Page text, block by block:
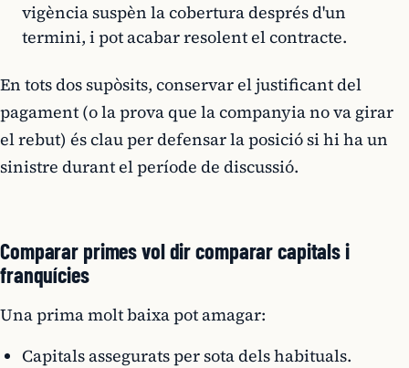
vigència suspèn la cobertura després d'un
termini, i pot acabar resolent el contracte.
En tots dos supòsits, conservar el justificant del
pagament (o la prova que la companyia no va girar
el rebut) és clau per defensar la posició si hi ha un
sinistre durant el període de discussió.
Comparar primes vol dir comparar capitals i
franquícies
Una prima molt baixa pot amagar:
Capitals assegurats per sota dels habituals.